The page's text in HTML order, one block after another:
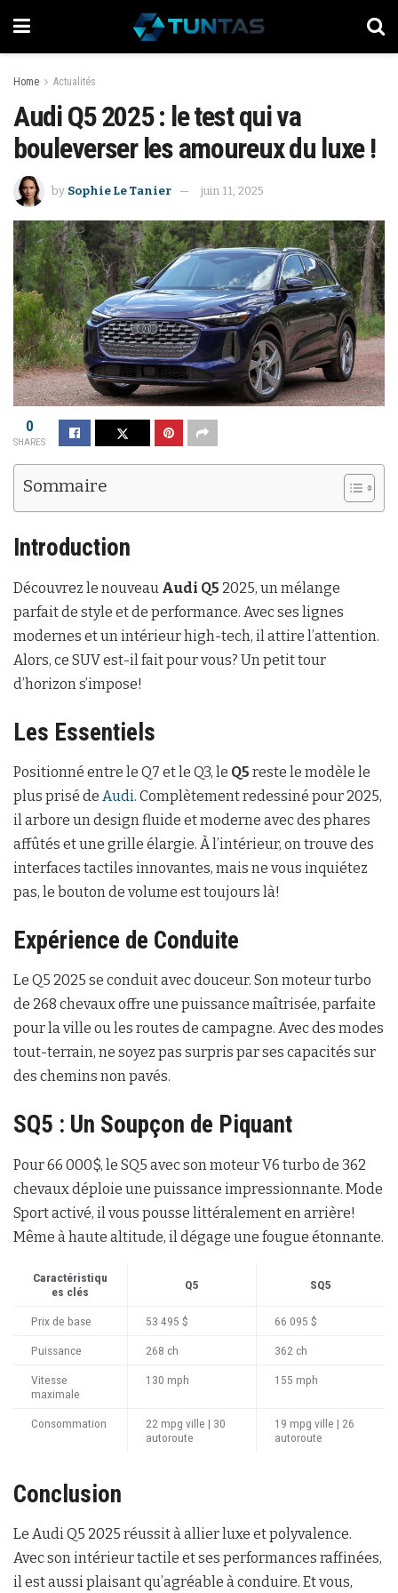
Home Actualités
Audi Q5 2025 : le test qui va
bouleverser les amoureux du luxe !
by Sophie Le Tanier juin 11, 2025
0
SHARES
Sommaire
Introduction
Découvrez le nouveau Audi Q5 2025, un mélange
parfait de style et de performance. Avec ses lignes
modernes et un intérieur high-tech, il attire l’attention.
Alors, ce SUV est-il fait pour vous? Un petit tour
d’horizon s’impose!
Les Essentiels
Positionné entre le Q7 et le Q3, le Q5 reste le modèle le
plus prisé de Audi. Complètement redessiné pour 2025,
il arbore un design fluide et moderne avec des phares
affûtés et une grille élargie. À l’intérieur, on trouve des
interfaces tactiles innovantes, mais ne vous inquiétez
pas, le bouton de volume est toujours là!
Expérience de Conduite
Le Q5 2025 se conduit avec douceur. Son moteur turbo
de 268 chevaux offre une puissance maîtrisée, parfaite
pour la ville ou les routes de campagne. Avec des modes
tout-terrain, ne soyez pas surpris par ses capacités sur
des chemins non pavés.
SQ5 : Un Soupçon de Piquant
Pour 66 000$, le SQ5 avec son moteur V6 turbo de 362
chevaux déploie une puissance impressionnante. Mode
Sport activé, il vous pousse littéralement en arrière!
Même à haute altitude, il dégage une fougue étonnante.
Caractéristiqu
es clés
Q5 SQ5
Prix de base 53 495 $ 66 095 $
Puissance 268 ch 362 ch
Vitesse
maximale
130 mph 155 mph
Consommation
22 mpg ville | 30
autoroute
19 mpg ville | 26
autoroute
Conclusion
Le Audi Q5 2025 réussit à allier luxe et polyvalence.
Avec son intérieur tactile et ses performances raffinées,
il est aussi plaisant qu’agréable à conduire. Et vous,